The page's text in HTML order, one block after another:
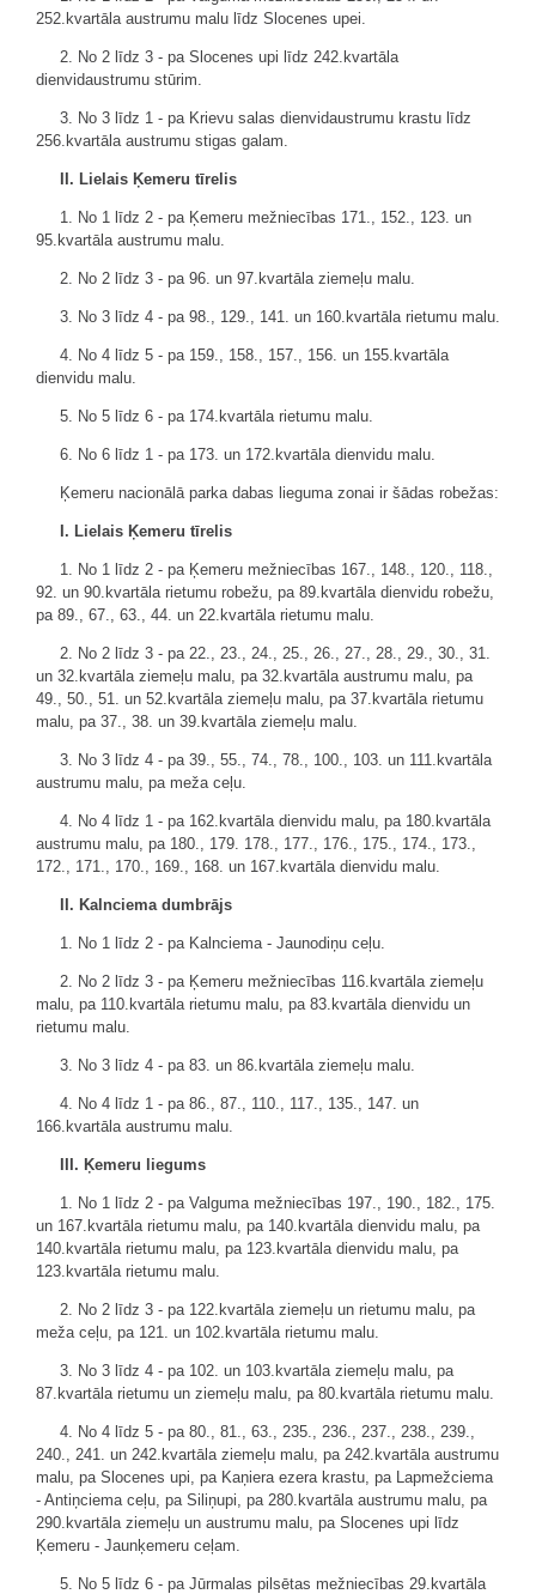
252.kvartāla austrumu malu līdz Slocenes upei.
2. No 2 līdz 3 - pa Slocenes upi līdz 242.kvartāla
dienvidaustrumu stūrim.
3. No 3 līdz 1 - pa Krievu salas dienvidaustrumu krastu līdz
256.kvartāla austrumu stigas galam.
II. Lielais Ķemeru tīrelis
1. No 1 līdz 2 - pa Ķemeru mežniecības 171., 152., 123. un
95.kvartāla austrumu malu.
2. No 2 līdz 3 - pa 96. un 97.kvartāla ziemeļu malu.
3. No 3 līdz 4 - pa 98., 129., 141. un 160.kvartāla rietumu malu.
4. No 4 līdz 5 - pa 159., 158., 157., 156. un 155.kvartāla
dienvidu malu.
5. No 5 līdz 6 - pa 174.kvartāla rietumu malu.
6. No 6 līdz 1 - pa 173. un 172.kvartāla dienvidu malu.
Ķemeru nacionālā parka dabas lieguma zonai ir šādas robežas:
I. Lielais Ķemeru tīrelis
1. No 1 līdz 2 - pa Ķemeru mežniecības 167., 148., 120., 118.,
92. un 90.kvartāla rietumu robežu, pa 89.kvartāla dienvidu robežu,
pa 89., 67., 63., 44. un 22.kvartāla rietumu malu.
2. No 2 līdz 3 - pa 22., 23., 24., 25., 26., 27., 28., 29., 30., 31.
un 32.kvartāla ziemeļu malu, pa 32.kvartāla austrumu malu, pa
49., 50., 51. un 52.kvartāla ziemeļu malu, pa 37.kvartāla rietumu
malu, pa 37., 38. un 39.kvartāla ziemeļu malu.
3. No 3 līdz 4 - pa 39., 55., 74., 78., 100., 103. un 111.kvartāla
austrumu malu, pa meža ceļu.
4. No 4 līdz 1 - pa 162.kvartāla dienvidu malu, pa 180.kvartāla
austrumu malu, pa 180., 179. 178., 177., 176., 175., 174., 173.,
172., 171., 170., 169., 168. un 167.kvartāla dienvidu malu.
II. Kalnciema dumbrājs
1. No 1 līdz 2 - pa Kalnciema - Jaunodiņu ceļu.
2. No 2 līdz 3 - pa Ķemeru mežniecības 116.kvartāla ziemeļu
malu, pa 110.kvartāla rietumu malu, pa 83.kvartāla dienvidu un
rietumu malu.
3. No 3 līdz 4 - pa 83. un 86.kvartāla ziemeļu malu.
4. No 4 līdz 1 - pa 86., 87., 110., 117., 135., 147. un
166.kvartāla austrumu malu.
III. Ķemeru liegums
1. No 1 līdz 2 - pa Valguma mežniecības 197., 190., 182., 175.
un 167.kvartāla rietumu malu, pa 140.kvartāla dienvidu malu, pa
140.kvartāla rietumu malu, pa 123.kvartāla dienvidu malu, pa
123.kvartāla rietumu malu.
2. No 2 līdz 3 - pa 122.kvartāla ziemeļu un rietumu malu, pa
meža ceļu, pa 121. un 102.kvartāla rietumu malu.
3. No 3 līdz 4 - pa 102. un 103.kvartāla ziemeļu malu, pa
87.kvartāla rietumu un ziemeļu malu, pa 80.kvartāla rietumu malu.
4. No 4 līdz 5 - pa 80., 81., 63., 235., 236., 237., 238., 239.,
240., 241. un 242.kvartāla ziemeļu malu, pa 242.kvartāla austrumu
malu, pa Slocenes upi, pa Kaņiera ezera krastu, pa Lapmežciema
- Antiņciema ceļu, pa Siliņupi, pa 280.kvartāla austrumu malu, pa
290.kvartāla ziemeļu un austrumu malu, pa Slocenes upi līdz
Ķemeru - Jaunķemeru ceļam.
5. No 5 līdz 6 - pa Jūrmalas pilsētas mežniecības 29.kvartāla